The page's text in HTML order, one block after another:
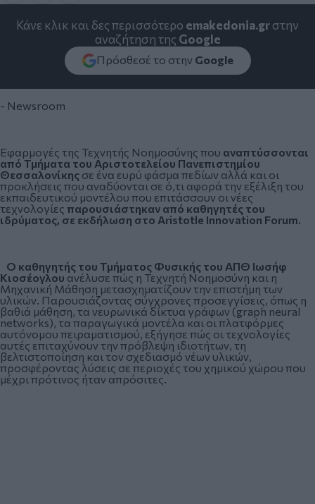
Κάνε κλικ και δες περισσότερο emakedonia.grστην
αναζήτηση της Google
Πρόσθεσέ το στην Google
- Newsroom
Εφαρμογές της Τεχνητής Νοημοσύνης που αναπτύσσονται
από Τμήματα του Αριστοτελείου Πανεπιστημίου
Θεσσαλονίκης σε ένα ευρύ φάσμα πεδίων αλλά και οι
προκλήσεις που αναδύονται σε ό,τι αφορά την εξέλιξη του
εκπαιδευτικού μοντέλου που επιτάσσουν οι νέες
τεχνολογίες παρουσιάστηκαν από καθηγητές του
ιδρύματος, σε εκδήλωση στο Aristotle Innovation Forum.
Ο καθηγητής του Τμήματος Φυσικής του ΑΠΘ Ιωσήφ
Κιοσέογλου ανέλυσε πώς η Τεχνητή Νοημοσύνη και η
Μηχανική Μάθηση μετασχηματίζουν την επιστήμη των
υλικών. Παρουσιάζοντας σύγχρονες προσεγγίσεις, όπως η
βαθιά μάθηση, τα νευρωνικά δίκτυα γράφων (graph neural
networks), τα παραγωγικά μοντέλα και οι πλατφόρμες
αυτόνομου πειραματισμού, εξήγησε πώς οι τεχνολογίες
αυτές επιταχύνουν την πρόβλεψη ιδιοτήτων, τη
βελτιστοποίηση και τον σχεδιασμό νέων υλικών,
προσφέροντας λύσεις σε περιοχές του χημικού χώρου που
μέχρι πρότινος ήταν απρόσιτες.